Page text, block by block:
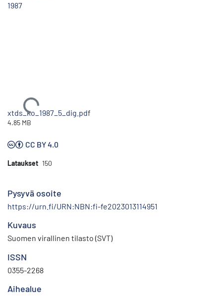
1987
Ladataan...
xtds_ko_1987_5_dig.pdf
4.85 MB
CC BY 4.0
Lataukset 150
Pysyvä osoite
https://urn.fi/URN:NBN:fi-fe2023013114951
Kuvaus
Suomen virallinen tilasto (SVT)
ISSN
0355-2268
Aihealue